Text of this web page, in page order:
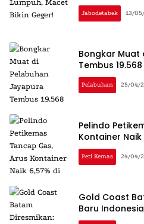
Jabodetabek 13/
Bongkar Muat
Tembus
Pelabuhan 25/04/
Pelindo
Kontainer
Peti Kemas 24/04/
Gold Coast
Baru